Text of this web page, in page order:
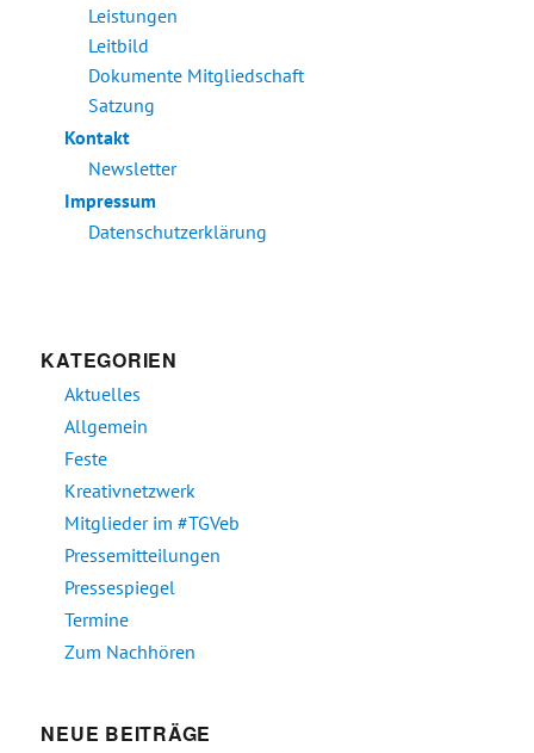
Leistungen
Leitbild
Dokumente Mitgliedschaft
Satzung
Kontakt
Newsletter
Impressum
Datenschutzerklärung
KATEGORIEN
Aktuelles
Allgemein
Feste
Kreativnetzwerk
Mitglieder im #TGVeb
Pressemitteilungen
Pressespiegel
Termine
Zum Nachhören
NEUE BEITRÄGE